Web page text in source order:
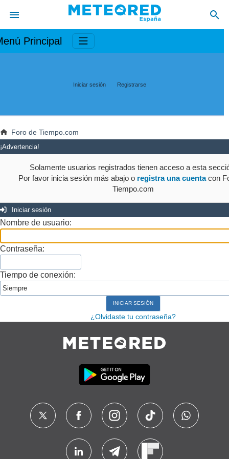
Principal
Iniciar sesión Registrarse
Foro de Tiempo.com
¡Advertencia!
Solamente usuarios registrados tienen acceso a esta
Por favor inicia sesión más abajo o registra una cuentacon
Tiempo.com
Iniciar sesión
Nombre de usuario:
Contraseña:
Tiempo de conexión:
¿Olvidaste tu contraseña?